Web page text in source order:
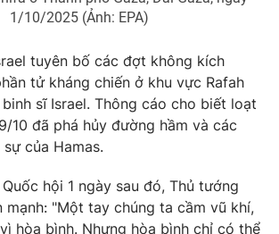
VTV: 024.66 897 897
024-7300.7108
1/10/2025 (Ảnh: EPA)
tuyên bố các đợt không kích
tử kháng chiến ở khu vực Rafah
sĩ Israel. Thông cáo cho biết loạt
10 đã phá hủy đường hầm và các
của Hamas.
hội 1 ngày sau đó, Thủ tướng
mạnh: "Một tay chúng ta cầm vũ khí,
hòa bình. Nhưng hòa bình chỉ có thể